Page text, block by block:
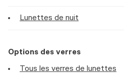
Lunettes de nuit
Options des verres
Tous les verres de lunettes